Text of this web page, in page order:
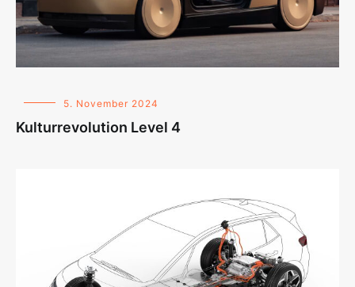
5. November 2024
Kulturrevolution Level 4